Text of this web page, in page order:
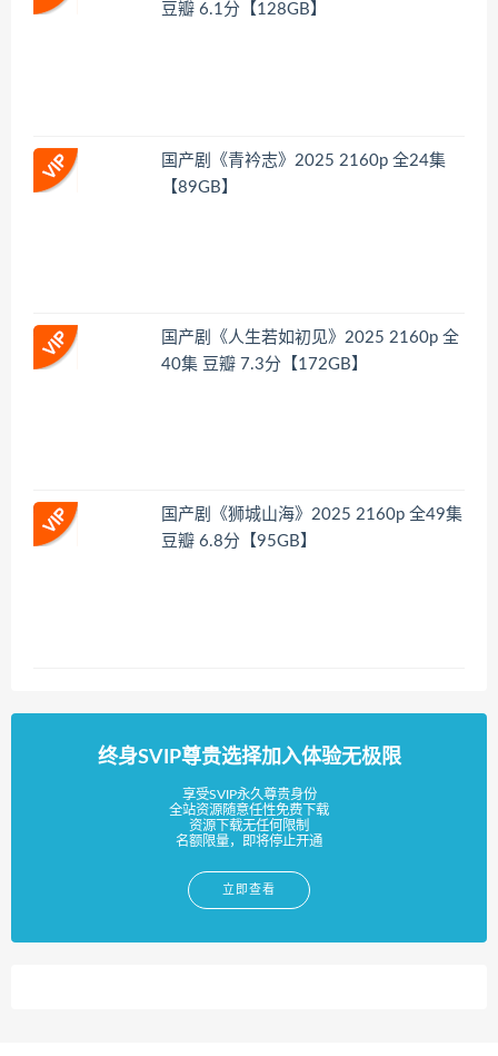
豆瓣 6.1分【128GB】
国产剧《青衿志》2025 2160p 全24集
【89GB】
国产剧《人生若如初见》2025 2160p 全
40集 豆瓣 7.3分【172GB】
国产剧《狮城山海》2025 2160p 全49集
豆瓣 6.8分【95GB】
终身SVIP尊贵选择加入体验无极限
享受SVIP永久尊贵身份
全站资源随意任性免费下载
资源下载无任何限制
名额限量，即将停止开通
立即查看